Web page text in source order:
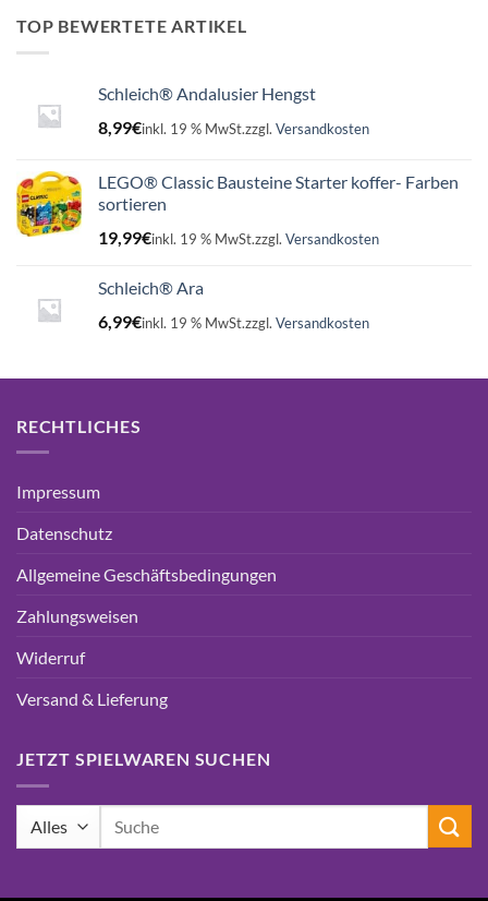
TOP BEWERTETE ARTIKEL
Schleich® Andalusier Hengst
8,99€inkl. 19 % MwSt.zzgl. Versandkosten
LEGO® Classic Bausteine Starter koffer- Farben
sortieren
19,99€inkl. 19 % MwSt.zzgl. Versandkosten
Schleich® Ara
6,99€inkl. 19 % MwSt.zzgl. Versandkosten
RECHTLICHES
Impressum
Datenschutz
Allgemeine Geschäftsbedingungen
Zahlungsweisen
Widerruf
Versand & Lieferung
JETZT SPIELWAREN SUCHEN